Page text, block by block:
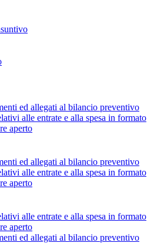
ed allegati al bilancio preventivo
alle entrate e alla spesa in formato
aperto
ed allegati al bilancio preventivo
alle entrate e alla spesa in formato
aperto
alle entrate e alla spesa in formato
aperto
ed allegati al bilancio preventivo